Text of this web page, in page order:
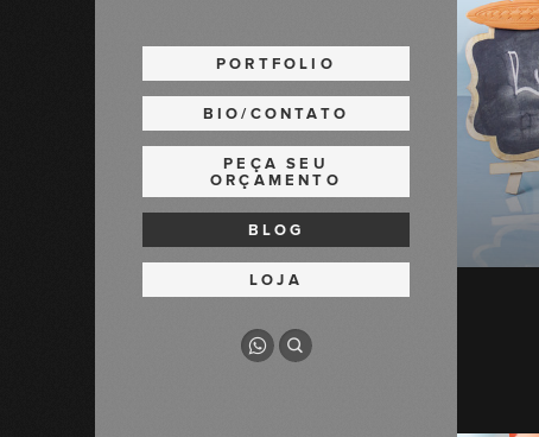
PORTFOLIO
BIO/CONTATO
PEÇA SEU
ORÇAMENTO
BLOG
LOJA